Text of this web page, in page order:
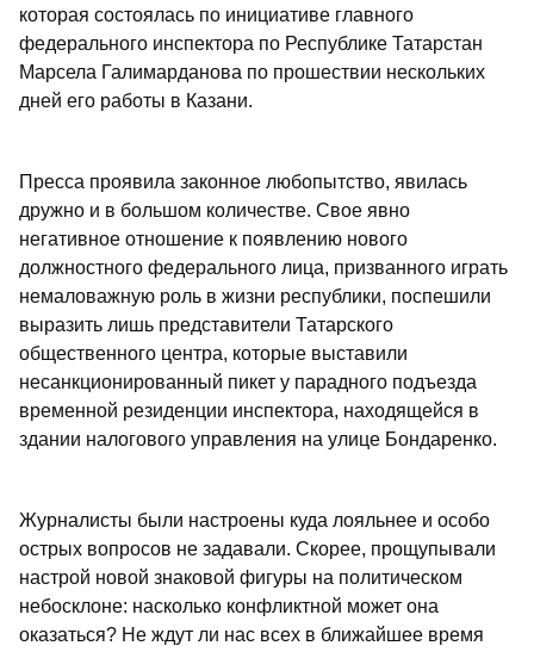
которая состоялась по инициативе главного
федерального инспектора по Республике Татарстан
Марсела Галимарданова по прошествии нескольких
дней его работы в Казани.
Пресса проявила законное любопытство, явилась
дружно и в большом количестве. Свое явно
негативное отношение к появлению нового
должностного федерального лица, призванного играть
немаловажную роль в жизни республики, поспешили
выразить лишь представители Татарского
общественного центра, которые выставили
несанкционированный пикет у парадного подъезда
временной резиденции инспектора, находящейся в
здании налогового управления на улице Бондаренко.
Журналисты были настроены куда лояльнее и особо
острых вопросов не задавали. Скорее, прощупывали
настрой новой знаковой фигуры на политическом
небосклоне: насколько конфликтной может она
оказаться? Не ждут ли нас всех в ближайшее время